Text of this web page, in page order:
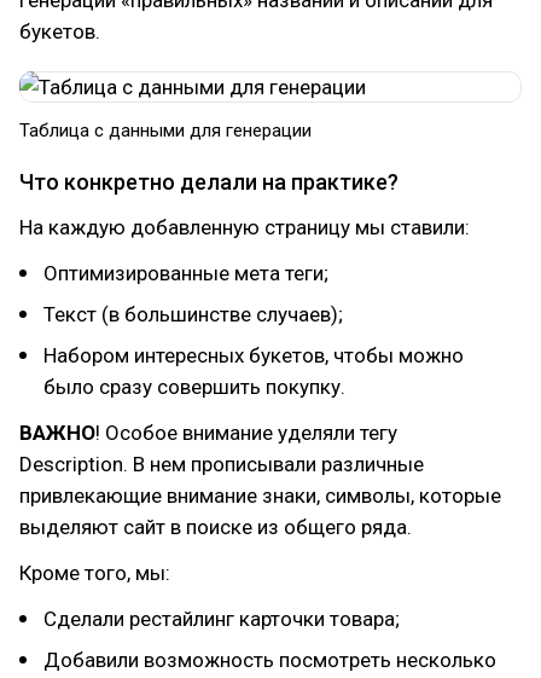
букетов.
Таблица с данными для генерации
Что конкретно делали на практике?
На каждую добавленную страницу мы ставили:
Оптимизированные мета теги;
Текст (в большинстве случаев);
Набором интересных букетов, чтобы можно
было сразу совершить покупку.
ВАЖНО! Особое внимание уделяли тегу
Description. В нем прописывали различные
привлекающие внимание знаки, символы, которые
выделяют сайт в поиске из общего ряда.
Кроме того, мы:
Сделали рестайлинг карточки товара;
Добавили возможность посмотреть несколько